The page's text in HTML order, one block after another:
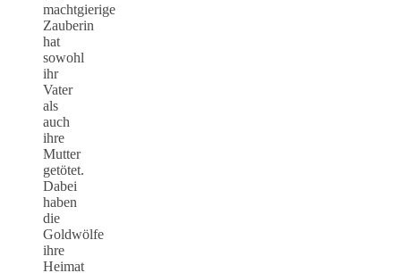
machtgierige
Zauberin
hat
sowohl
ihr
Vater
als
auch
ihre
Mutter
getötet.
Dabei
haben
die
Goldwölfe
ihre
Heimat